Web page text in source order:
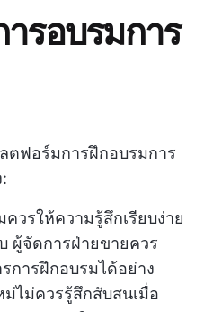
รอบรมการ
ฟอร์มการฝึกอบรมการ
วรให้ความรู้สึกเรียบง่าย
ผู้จัดการฝ่ายขายควร
การฝึกอบรมได้อย่าง
ม่ไม่ควรรู้สึกสับสนเมื่อ